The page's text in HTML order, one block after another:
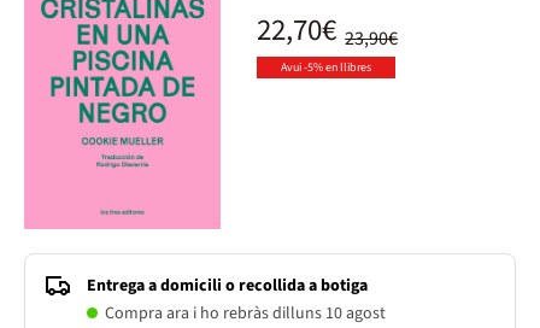
23,90€
22,70€
Avui -5% en llibres
Entrega a domicili o recollida a botiga
Compra ara i ho rebràs dilluns 10 agost